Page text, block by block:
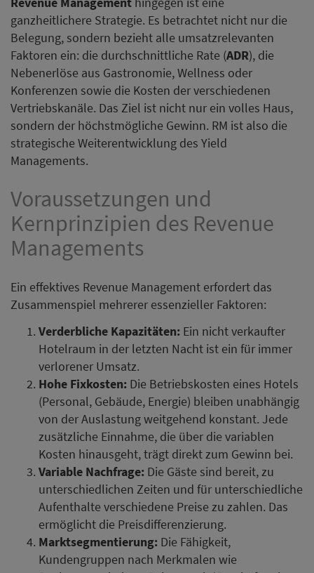
ganzheitlichere Strategie. Es betrachtet nicht nur die
Belegung, sondern bezieht alle umsatzrelevanten
Faktoren ein: die durchschnittliche Rate (ADR), die
Nebenerlöse aus Gastronomie, Wellness oder
Konferenzen sowie die Kosten der verschiedenen
Vertriebskanäle. Das Ziel ist nicht nur ein volles Haus,
sondern der höchstmögliche Gewinn. RM ist also die
strategische Weiterentwicklung des Yield
Managements.
Voraussetzungen und
Kernprinzipien des Revenue
Managements
Ein effektives Revenue Management erfordert das
Zusammenspiel mehrerer essenzieller Faktoren:
Verderbliche Kapazitäten: Ein nicht verkaufter
Hotelraum in der letzten Nacht ist ein für immer
verlorener Umsatz.
Hohe Fixkosten: Die Betriebskosten eines Hotels
(Personal, Gebäude, Energie) bleiben unabhängig
von der Auslastung weitgehend konstant. Jede
zusätzliche Einnahme, die über die variablen
Kosten hinausgeht, trägt direkt zum Gewinn bei.
Variable Nachfrage: Die Gäste sind bereit, zu
unterschiedlichen Zeiten und für unterschiedliche
Aufenthalte verschiedene Preise zu zahlen. Das
ermöglicht die Preisdifferenzierung.
Marktsegmentierung: Die Fähigkeit,
Kundengruppen nach Merkmalen wie